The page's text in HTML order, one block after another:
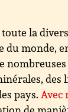
la
du monde,
pays. Avec